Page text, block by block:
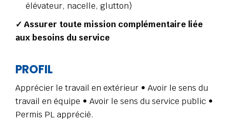
élévateur, nacelle, glutton)
✓ Assurer toute mission complémentaire liée
aux besoins du service
PROFIL
Apprécier le travail en extérieur • Avoir le sens du
travail en équipe • Avoir le sens du service public •
Permis PL apprécié.